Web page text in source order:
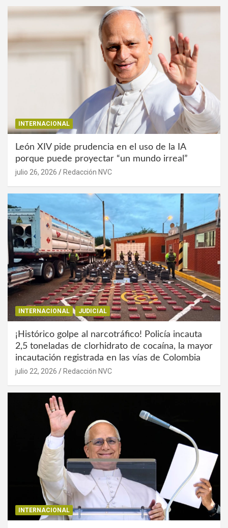
INTERNACIONAL
León XIV pide prudencia en el uso de la IA
porque puede proyectar “un mundo irreal”
julio 26, 2026 Redacción NVC
INTERNACIONAL JUDICIAL
¡Histórico golpe al narcotráfico! Policía incauta
2,5 toneladas de clorhidrato de cocaína, la mayor
incautación registrada en las vías de Colombia
julio 22, 2026 Redacción NVC
INTERNACIONAL